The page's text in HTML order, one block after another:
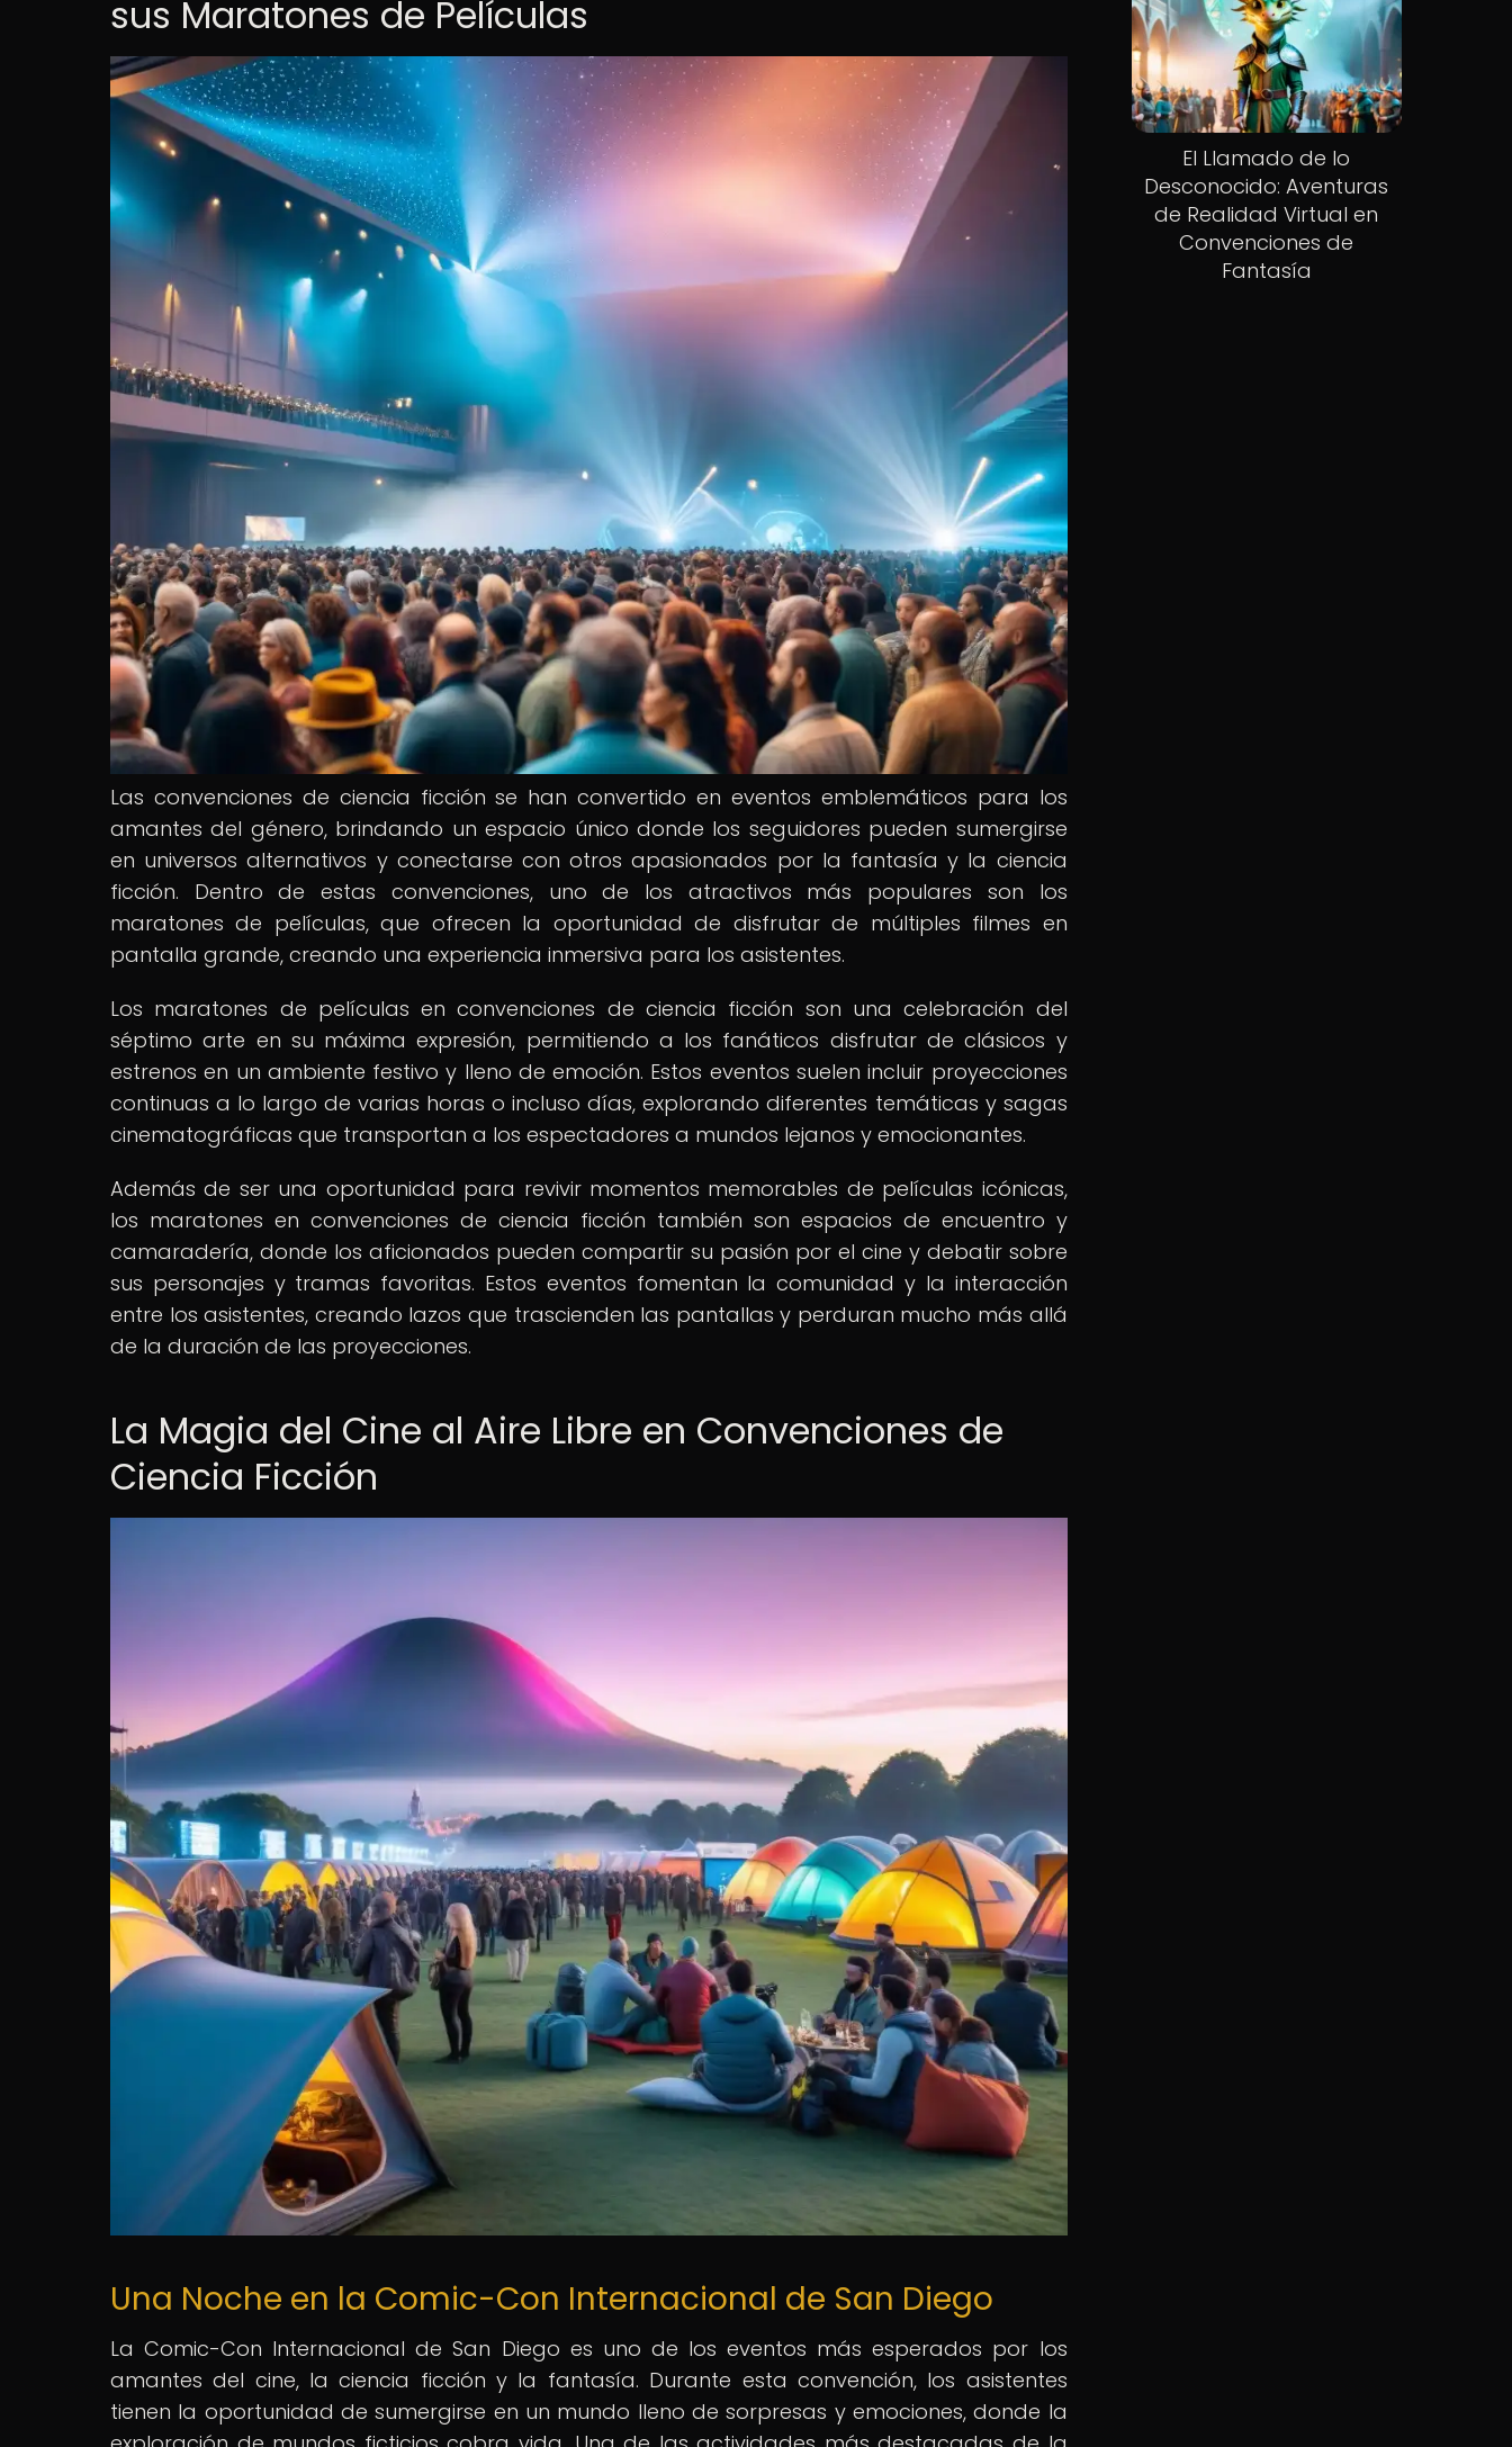
sus Maratones de Películas
Las convenciones de ciencia ficción se han convertido en eventos emblemáticos para los
amantes del género, brindando un espacio único donde los seguidores pueden sumergirse
en universos alternativos y conectarse con otros apasionados por la fantasía y la ciencia
ficción. Dentro de estas convenciones, uno de los atractivos más populares son los
maratones de películas, que ofrecen la oportunidad de disfrutar de múltiples filmes en
pantalla grande, creando una experiencia inmersiva para los asistentes.
Los maratones de películas en convenciones de ciencia ficción son una celebración del
séptimo arte en su máxima expresión, permitiendo a los fanáticos disfrutar de clásicos y
estrenos en un ambiente festivo y lleno de emoción. Estos eventos suelen incluir proyecciones
continuas a lo largo de varias horas o incluso días, explorando diferentes temáticas y sagas
cinematográficas que transportan a los espectadores a mundos lejanos y emocionantes.
Además de ser una oportunidad para revivir momentos memorables de películas icónicas,
los maratones en convenciones de ciencia ficción también son espacios de encuentro y
camaradería, donde los aficionados pueden compartir su pasión por el cine y debatir sobre
sus personajes y tramas favoritas. Estos eventos fomentan la comunidad y la interacción
entre los asistentes, creando lazos que trascienden las pantallas y perduran mucho más allá
de la duración de las proyecciones.
La Magia del Cine al Aire Libre en Convenciones de
Ciencia Ficción
Una Noche en la Comic-Con Internacional de San Diego
La Comic-Con Internacional de San Diego es uno de los eventos más esperados por los
amantes del cine, la ciencia ficción y la fantasía. Durante esta convención, los asistentes
tienen la oportunidad de sumergirse en un mundo lleno de sorpresas y emociones, donde la
El Llamado de lo
Desconocido: Aventuras
de Realidad Virtual en
Convenciones de
Fantasía